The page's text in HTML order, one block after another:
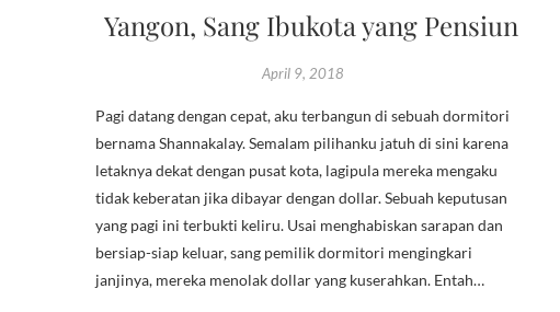
Yangon, Sang Ibukota yang Pensiun
April 9, 2018
Pagi datang dengan cepat, aku terbangun di sebuah dormitori
bernama Shannakalay. Semalam pilihanku jatuh di sini karena
letaknya dekat dengan pusat kota, lagipula mereka mengaku
tidak keberatan jika dibayar dengan dollar. Sebuah keputusan
yang pagi ini terbukti keliru. Usai menghabiskan sarapan dan
bersiap-siap keluar, sang pemilik dormitori mengingkari
janjinya, mereka menolak dollar yang kuserahkan. Entah…